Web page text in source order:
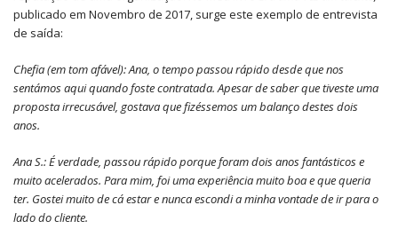
publicado em Novembro de 2017, surge este exemplo de entrevista
de saída:
Chefia (em tom afável): Ana, o tempo passou rápido desde que nos
sentámos aqui quando foste contratada. Apesar de saber que tiveste uma
proposta irrecusável, gostava que fizéssemos um balanço destes dois
anos.
Ana S.: É verdade, passou rápido porque foram dois anos fantásticos e
muito acelerados. Para mim, foi uma experiência muito boa e que queria
ter. Gostei muito de cá estar e nunca escondi a minha vontade de ir para o
lado do cliente.